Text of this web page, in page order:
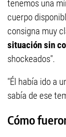
tenemos una
cuerpo
consigna muy
situación sin
shockeados".
"Él había ido a
sabía de ese
Cómo